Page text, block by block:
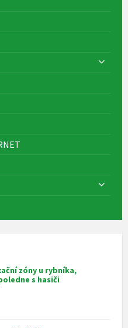
zóny u rybníka,
s hasiči